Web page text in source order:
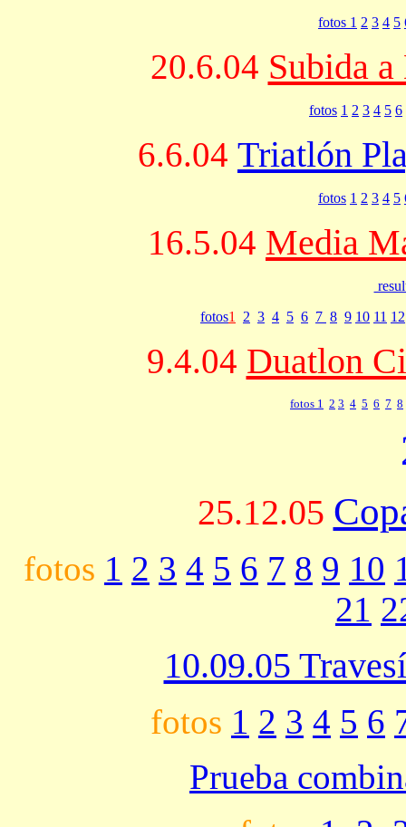
fotos 1 2 3 4 5
20.6.04 Subida
fotos 1 2 3 4 5 6
6.6.04 Triatlón
fotos 1 2 3 4 5
16.5.04 Media
fotos1 2 3 4 5 6 7 8 9 10 11 12
9.4.04 Duatlon
fotos 1 2 3 4 5 6 7 8
25.12.05
fotos 1 2 3 4 5 6 7 8 9 10
21
10.09.05
fotos 1 2 3 4 5 6
Prueba